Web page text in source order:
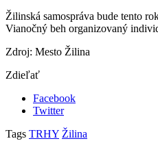
Žilinská samospráva bude tento
Vianočný beh organizovaný
Zdroj: Mesto Žilina
Zdieľať
Facebook
Twitter
Tags TRHY Žilina